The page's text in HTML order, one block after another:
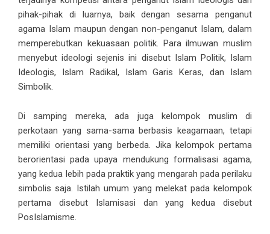
pihak-pihak di luarnya, baik dengan sesama penganut
agama Islam maupun dengan non-penganut Islam, dalam
memperebutkan kekuasaan politik. Para ilmuwan muslim
menyebut ideologi sejenis ini disebut Islam Politik, Islam
Ideologis, Islam Radikal, Islam Garis Keras, dan Islam
Simbolik.
Di samping mereka, ada juga kelompok muslim di
perkotaan yang sama-sama berbasis keagamaan, tetapi
memiliki orientasi yang berbeda. Jika kelompok pertama
berorientasi pada upaya mendukung formalisasi agama,
yang kedua lebih pada praktik yang mengarah pada perilaku
simbolis saja. Istilah umum yang melekat pada kelompok
pertama disebut Islamisasi dan yang kedua disebut
PosIslamisme.